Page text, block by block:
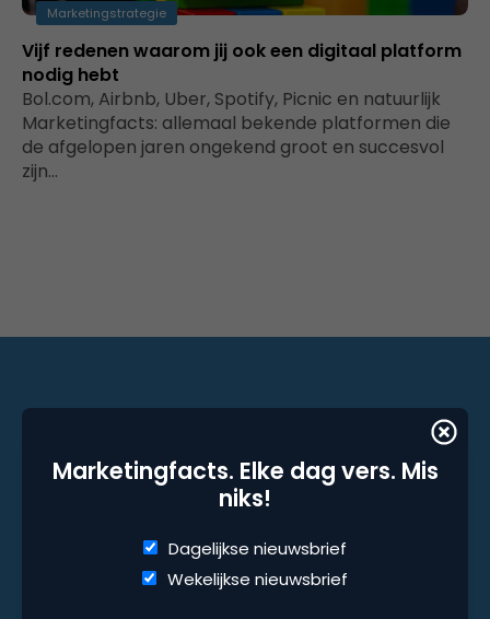
Marketingstrategie
Vijf redenen waarom jij ook een digitaal platform
nodig hebt
Bol.com, Airbnb, Uber, Spotify, Picnic en natuurlijk
Marketingfacts: allemaal bekende platformen die
de afgelopen jaren ongekend groot en succesvol
zijn…
Marketingfacts. Elke dag vers. Mis
niks!
Dagelijkse nieuwsbrief
Wekelijkse nieuwsbrief
Marketingfacts. Elke dag vers. Mis niks!
Dagelijkse nieuwsbrief